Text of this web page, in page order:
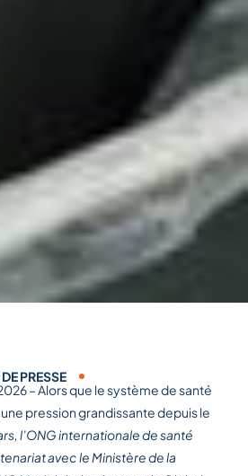
PRESSE
– Alors que le système de santé
pression grandissante depuis le
l’ONG internationale de santé
avec le Ministère de la